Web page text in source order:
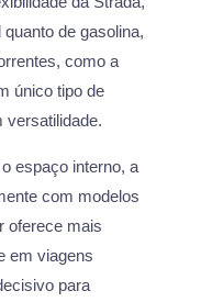
de gasolina,
como a
único tipo de
versatilidade.
espaço interno, a
com modelos
oferece mais
em viagens
para